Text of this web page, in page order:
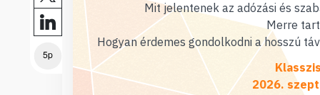
5p
Mit jelentenek az adózási és
Merre
Hogyan érdemes gondolkodni a hosszú
2026.